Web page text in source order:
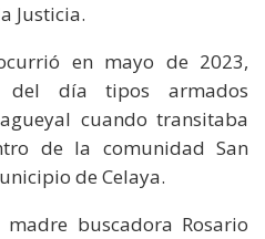
Justicia.
en mayo de 2023,
día tipos armados
cuando transitaba
de la comunidad San
de Celaya.
buscadora Rosario